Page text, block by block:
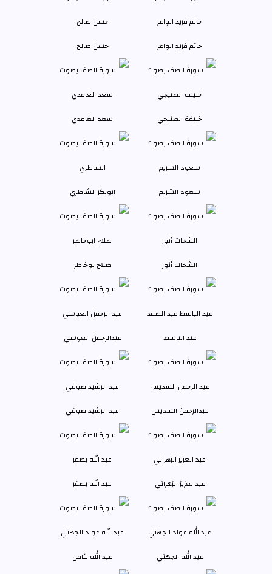
حاتم فريد الواعر حسن صالح
خليفة الطنيجي سعد الغامدي
سعود الشريم ابوبكر الشاطري
الشحات أنور صلاح بوخاطر
عبد الباسط عبدالرحمن العوسي
عبدالرحمن السديس عبد الرشيد صوفي
عبدالعزيز الزهراني عبد الله بصفر
عبد الله الجهني عبد الله كامل